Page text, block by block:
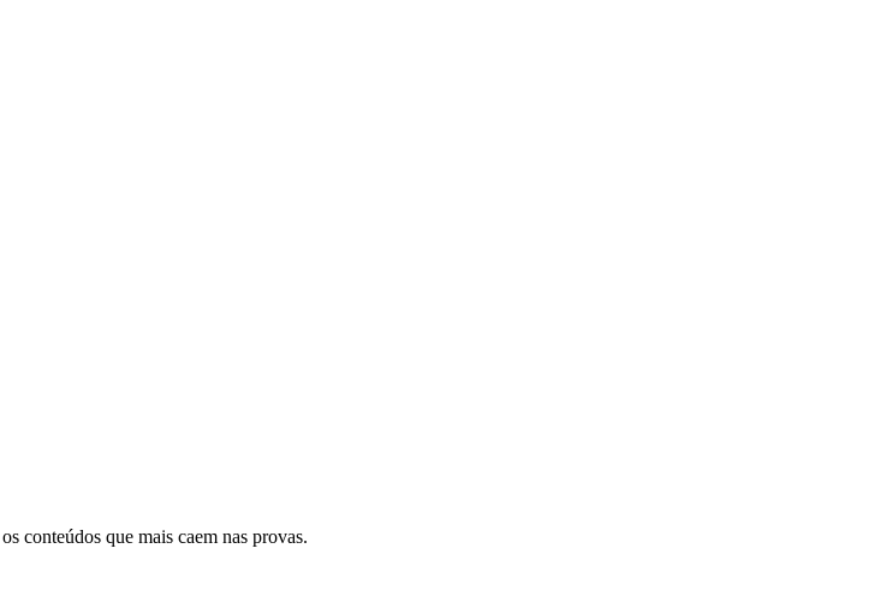
conteúdos que mais caem nas provas.